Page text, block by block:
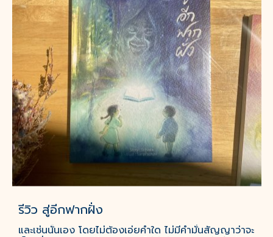
รีวิว สู่อีกฟากฝั่ง
และเช่นนั้นเอง โดยไม่ต้องเอ่ยคำใด ไม่มีคำมั่นสัญญาว่าจะ